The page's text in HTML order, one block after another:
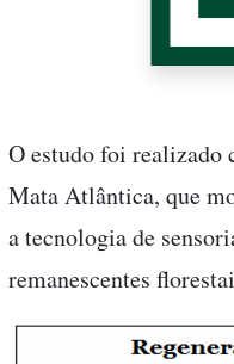
O estudo foi realizado
Mata Atlântica, que
a tecnologia de
remanescentes